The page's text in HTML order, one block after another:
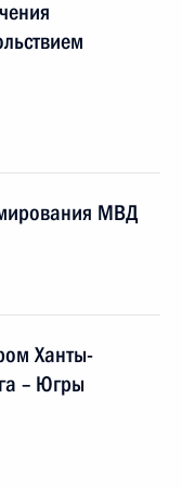
МВД
Ханты-
– Югры